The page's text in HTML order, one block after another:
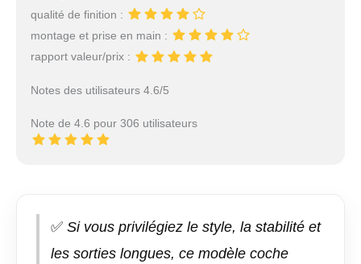
qualité de finition :
montage et prise en main :
rapport valeur/prix :
Notes des utilisateurs 4.6/5
Note de 4.6 pour 306 utilisateurs
✅ Si vous privilégiez le style, la stabilité et
les sorties longues, ce modèle coche